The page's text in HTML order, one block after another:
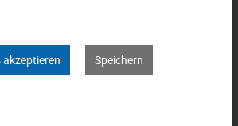
akzeptieren Speichern